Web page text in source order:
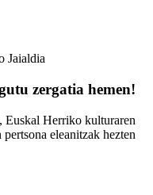
Jaialdia
zergatia hemen!
Euskal Herriko kulturaren
eleanitzak hezten